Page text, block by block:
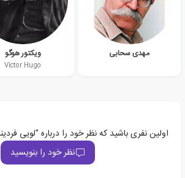
مهدی سحابی ویکتور هوگو
Victor Hugo
اولین نفری باشید که نظر خود را درباره "لویی
نظر خود را بنویسید